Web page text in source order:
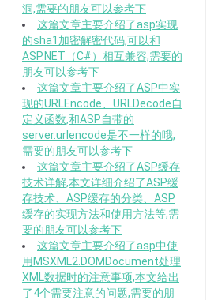
洞,需要的朋友可以参考下
这篇文章主要介绍了asp实现
的sha1加密解密代码,可以和
ASP.NET（C#）相互兼容,需要的
朋友可以参考下
这篇文章主要介绍了ASP中实
现的URLEncode、URLDecode自
定义函数,和ASP自带的
server.urlencode是不一样的哦,
需要的朋友可以参考下
这篇文章主要介绍了ASP缓存
技术详解,本文详细介绍了ASP缓
存技术、ASP缓存的分类、ASP
缓存的实现方法和使用方法等,需
要的朋友可以参考下
这篇文章主要介绍了asp中使
用MSXML2.DOMDocument处理
XML数据时的注意事项,本文给出
了4个需要注意的问题,需要的朋